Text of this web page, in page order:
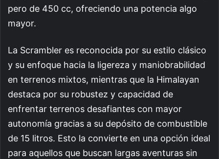
pero de 450 cc, ofreciendo una potencia algo
mayor.
La Scrambler es reconocida por su estilo clásico
y su enfoque hacia la ligereza y maniobrabilidad
en terrenos mixtos, mientras que la Himalayan
destaca por su robustez y capacidad de
enfrentar terrenos desafiantes con mayor
autonomía gracias a su depósito de combustible
de 15 litros. Esto la convierte en una opción ideal
para aquellos que buscan largas aventuras sin